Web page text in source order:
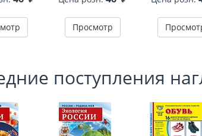
ВД-
(двухсторонний, ВД-
лак)
Просмотр
лак)
поступления